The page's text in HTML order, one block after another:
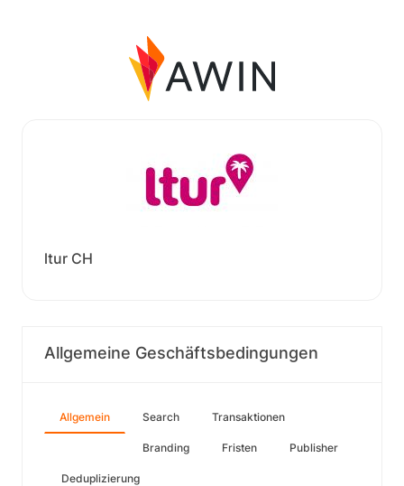
ltur CH
Allgemeine Geschäftsbedingungen
Allgemein Search Transaktionen
Branding Fristen Publisher
Deduplizierung